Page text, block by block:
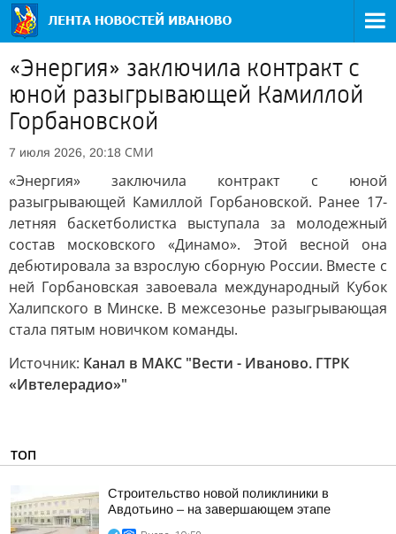
«Энергия» заключила контракт с
юной разыгрывающей Камиллой
Горбановской
7 июля 2026, 20:18 СМИ
«Энергия» заключила контракт с юной
разыгрывающей Камиллой Горбановской. Ранее 17-
летняя баскетболистка выступала за молодежный
состав московского «Динамо». Этой весной она
дебютировала за взрослую сборную России. Вместе с
ней Горбановская завоевала международный Кубок
Халипского в Минске. В межсезонье разыгрывающая
стала пятым новичком команды.
Источник: Канал в МАКС "Вести - Иваново. ГТРК
«Ивтелерадио»"
ТОП
Строительство новой поликлиники в
Авдотьино – на завершающем этапе